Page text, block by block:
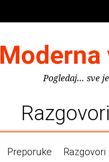
Moderna
Pogledaj... sve
Razgovori
Preporuke Razgovori